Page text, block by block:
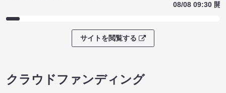
08/08 09:30 開
サイトを閲覧する
クラウドファンディング